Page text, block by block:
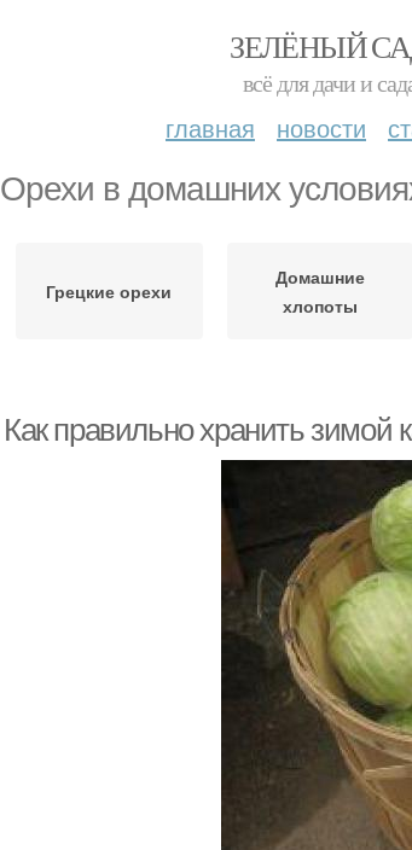
ЗЕЛЁНЫЙ
всё для дачи и
главная новости
Орехи в домашних
Грецкие орехи
Домашние
хлопоты
Как правильно хранить зимой